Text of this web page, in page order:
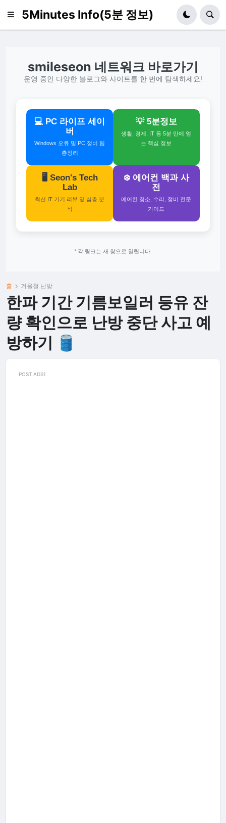
5Minutes Info(5분 정보)
smileseon 네트워크 바로가기
운영 중인 다양한 블로그와 사이트를 한 번에 탐색하세요!
💻 PC 라이프 세이
버
Windows 오류 및 PC 정비 팁
총정리
💡 5분정보
생활, 경제, IT 등 5분 만에 얻
는 핵심 정보
🖥️ Seon's Tech
Lab
최신 IT 기기 리뷰 및 심층 분
석
❄️ 에어컨 백과 사
전
에어컨 청소, 수리, 정비 전문
가이드
* 각 링크는 새 창으로 열립니다.
홈 겨울철 난방
한파 기간 기름보일러 등유 잔
량 확인으로 난방 중단 사고 예
방하기 🛢️
POST ADS1